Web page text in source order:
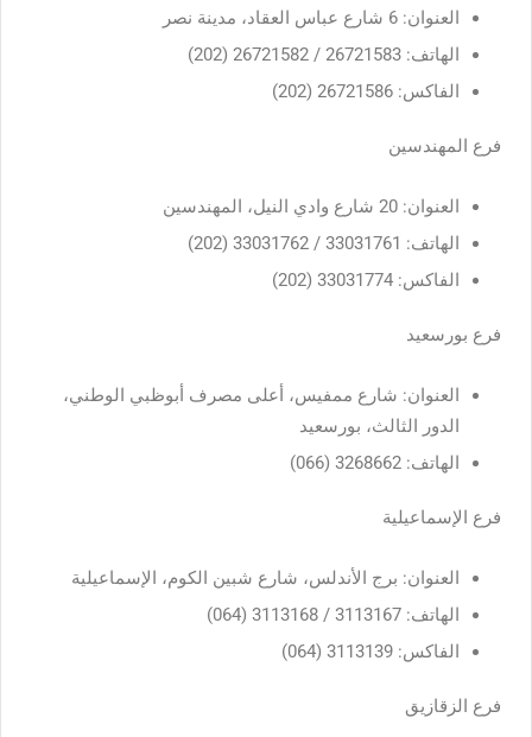
العنوان: 6 شارع عباس العقاد، مدينة نصر
الهاتف: 26721583 / 26721582 (202)
الفاكس: 26721586 (202)
فرع المهندسين
العنوان: 20 شارع وادي النيل، المهندسين
الهاتف: 33031761 / 33031762 (202)
الفاكس: 33031774 (202)
فرع بورسعيد
العنوان: شارع ممفيس، أعلى مصرف أبوظبي الوطني،
الدور الثالث، بورسعيد
الهاتف: 3268662 (066)
فرع الإسماعيلية
العنوان: برج الأندلس، شارع شبين الكوم، الإسماعيلية
الهاتف: 3113167 / 3113168 (064)
الفاكس: 3113139 (064)
فرع الزقازيق